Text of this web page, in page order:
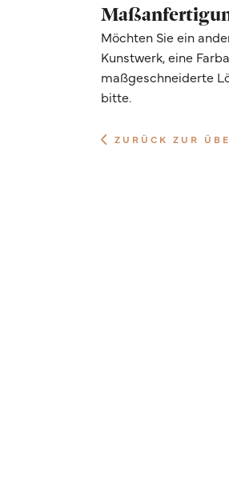
Möchten Sie ein
Kunstwerk, eine
maßgeschneiderte
bitte.
ZURÜCK ZUR